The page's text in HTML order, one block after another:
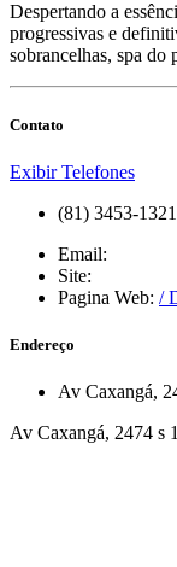
Despertando a
progressivas e
sobrancelhas, spa do
Contato
Exibir Telefones
(81) 3453-1321
Email:
Site:
Pagina Web: /
Endereço
Av Caxangá,
Av Caxangá, 2474 s